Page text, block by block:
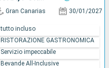
Gran Canarias 30/01/2027
tutto incluso
RISTORAZIONE GASTRONOMICA
Servizio impeccabile
Bevande All-Inclusive